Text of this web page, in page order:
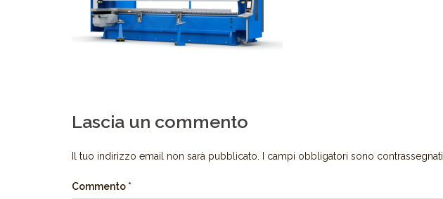
Lascia un commento
Il tuo indirizzo email non sarà pubblicato. I campi obbligatori sono contrassegnati
Commento *